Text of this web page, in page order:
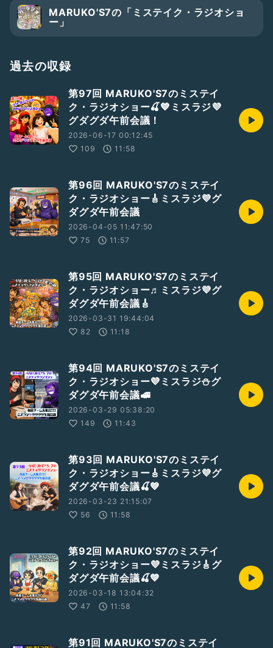
MARUKO'S7の「ミステイク・ラジオショ
ー」
過去の収録
第97回 MARUKO'S7のミステイ
ク・ラジオショー🍒💙ミスラジ💜
グダグダ午前会議！
2026-06-17 00:12:45
109
11:58
第96回 MARUKO'S7のミステイ
ク・ラジオショー🎸ミスラジ💜グ
ダグダ午前会議
2026-04-05 11:47:50
75
11:57
第95回 MARUKO'S7のミステイ
ク・ラジオショー♬ミスラジ💜グ
ダグダ午前会議🎸
2026-03-31 19:44:04
82
11:18
第94回 MARUKO'S7のミステイ
ク・ラジオショー💜ミスラジ⛄グ
ダグダ午前会議🚅
2026-03-29 05:38:20
149
11:43
第93回 MARUKO'S7のミステイ
ク・ラジオショー🎸ミスラジ💜グ
ダグダ午前会議🍒💙
2026-03-23 21:15:07
56
11:58
第92回 MARUKO'S7のミステイ
ク・ラジオショー💜ミスラジ🎸グ
ダグダ午前会議🍒💙
2026-03-18 13:04:32
47
11:58
第91回 MARUKO'S7のミステイ